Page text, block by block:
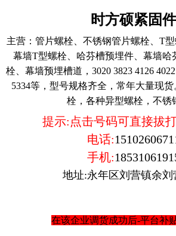
时方硕紧固件
主营： 管片螺栓、不锈钢管片螺栓、T型
幕墙T型螺栓、哈芬槽预埋件、幕墙哈
栓、幕墙预埋槽道，3020 3823 4126
5334等，型号规格齐全，常年大量现
栓，各种异型螺栓，不锈
提示:点击号码可直接拔
电话:
手机:
地址:永年区刘营镇余刘
在该企业调货成功后-平台补